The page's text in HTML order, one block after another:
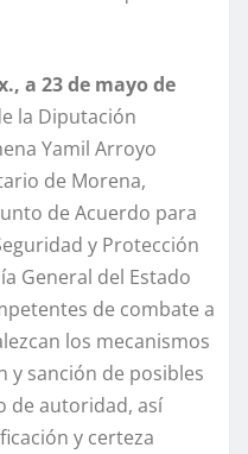
a 23 de mayo de
la Diputación
Yamil Arroyo
de Morena,
de Acuerdo para
y Protección
General del Estado
de combate a
los mecanismos
y sanción de posibles
de autoridad, así
y certeza